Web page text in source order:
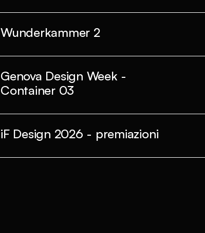
Wunderkammer 2
Genova Design Week -
Container 03
iF Design 2026 - premiazioni